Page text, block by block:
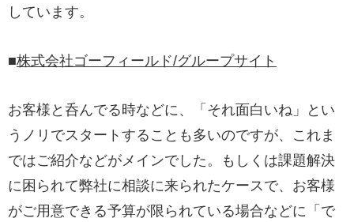
しています。
■株式会社ゴーフィールド/グループサイト
お客様と呑んでる時などに、「それ面白いね」とい
うノリでスタートすることも多いのですが、これま
ではご紹介などがメインでした。もしくは課題解決
に困られて弊社に相談に来られたケースで、お客様
がご用意できる予算が限られている場合などに「で